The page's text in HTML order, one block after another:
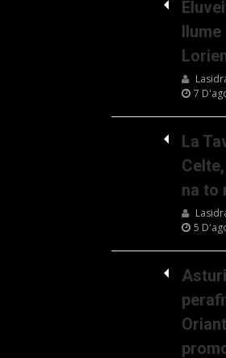
llume
7
La
na to
5